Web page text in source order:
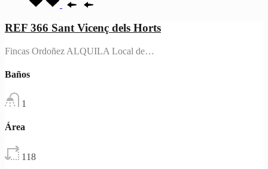
REF 366 Sant Vicenç dels Horts
Fincas Ordoñez ALQUILA Local de…
Baños
1
Área
118